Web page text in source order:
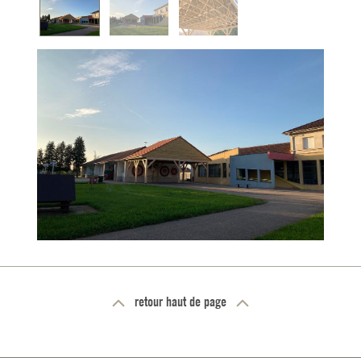
retour haut de page